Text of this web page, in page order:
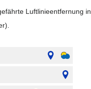
Luftlinieentfernung in